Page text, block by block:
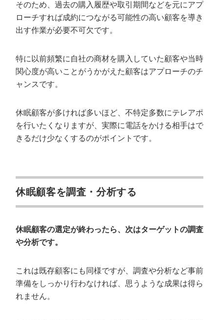
そのため、過去の購入履歴や取引期間などを元にアプ
ローチすれば成約につながる可能性の高い顧客を導き
出す作業が必要不可欠です。
特に以前頻繁に自社の商材を購入していた顧客や当時
関心度が高いことがうかがえた顧客はアプローチのチ
ャンスです。
休眠顧客が多ければ多いほど、不特定多数にテレアポ
を行いたくなりますが、実際に電話をかける相手はで
きるだけ少なくするのがポイントです。
休眠顧客を調査・分析する
休眠顧客の選定が終わったら、次はターゲットの調査
や分析です。
これは既存顧客にも同様ですが、調査や分析など事前
準備をしっかり行わなければ、思うような成果は得ら
れません。